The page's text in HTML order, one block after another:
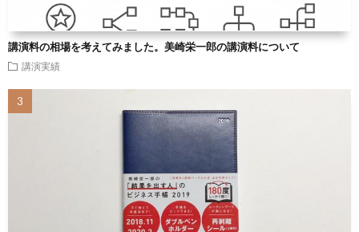
講演料の相場を考えてみました。美崎栄一郎の講演料について
講演実績